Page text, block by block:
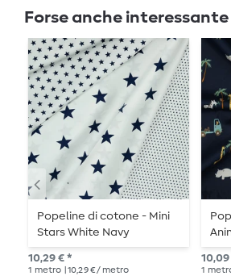
Forse anche interessante
Popeline di cotone - Mini
Stars White Navy
10,29 € *
1 metro | 10,29 € / metro
10,09
1